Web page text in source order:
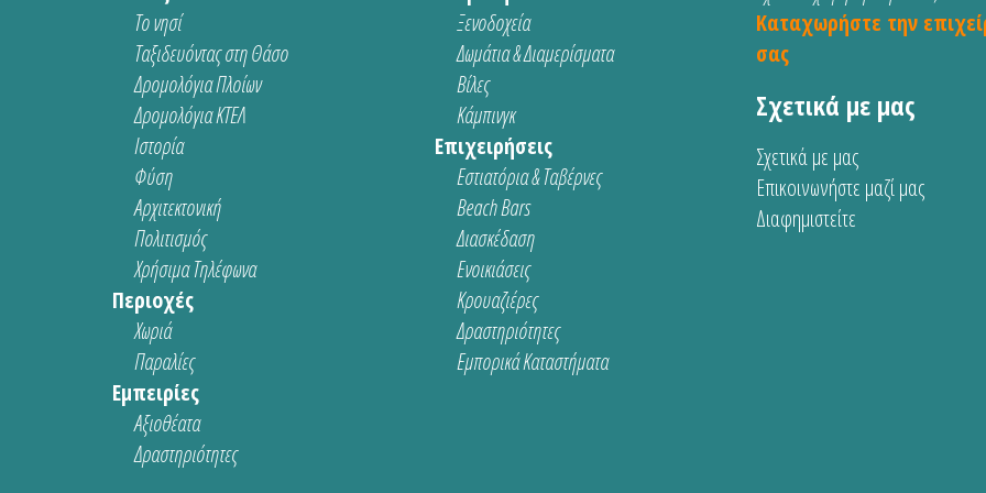
Το νησί
Ταξιδευόντας στη Θάσο
Δρομολόγια Πλοίων
Δρομολόγια ΚΤΕΛ
Ιστορία
Φύση
Αρχιτεκτονική
Πολιτισμός
Χρήσιμα Τηλέφωνα
Περιοχές
Χωριά
Παραλίες
Εμπειρίες
Αξιοθέατα
Δραστηριότητες
Ξενοδοχεία
Δωμάτια & Διαμερίσματα
Βίλες
Κάμπινγκ
Επιχειρήσεις
Εστιατόρια & Ταβέρνες
Beach Bars
Διασκέδαση
Ενοικιάσεις
Κρουαζιέρες
Δραστηριότητες
Εμπορικά Καταστήματα
Καταχωρήστε την
σας
Σχετικά με μας
Σχετικά με μας
Επικοινωνήστε μαζί μας
Διαφημιστείτε